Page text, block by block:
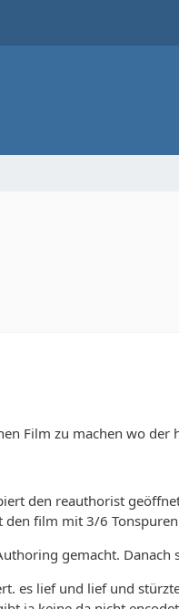
Film zu machen wo
den reauthorist
den film mit 3/6
gemacht. Danach
es lief und lief und